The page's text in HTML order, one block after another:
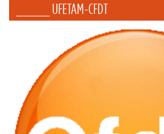
_____ UFETAM-CFDT